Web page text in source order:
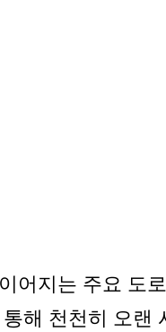
어지는 주요 도
해 천천히 오랜